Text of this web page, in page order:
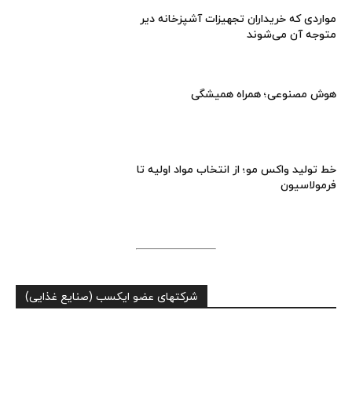
مواردی که خریداران تجهیزات آشپزخانه دیر
متوجه آن می‌شوند
هوش مصنوعی؛ همراه همیشگی
خط تولید واکس مو؛ از انتخاب مواد اولیه تا
فرمولاسیون
شرکتهای عضو ایکسب (صنایع غذایی)